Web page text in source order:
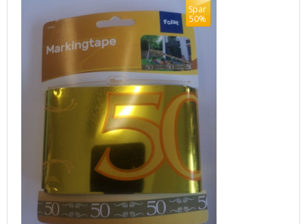
Spar
50%